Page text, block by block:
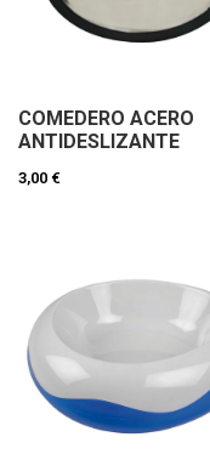
COMEDERO ACERO
ANTIDESLIZANTE
3,00 €